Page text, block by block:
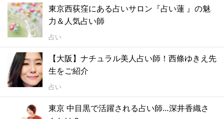
東京西荻窪にある占いサロン『占い蓮 』の魅
力＆人気占い師
占い
【大阪】ナチュラル美人占い師！西條ゆきえ先
生をご紹介
占い
東京 中目黒で活躍される占い師…深井香織さ